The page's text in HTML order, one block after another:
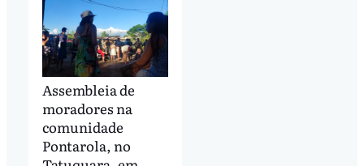
Assembleia de
moradores na
comunidade
Pontarola, no